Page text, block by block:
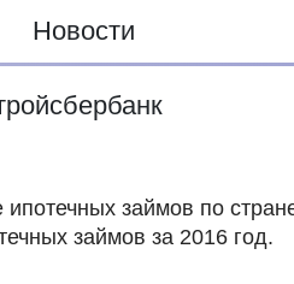
Новости
займов по
займов за 2016 год.